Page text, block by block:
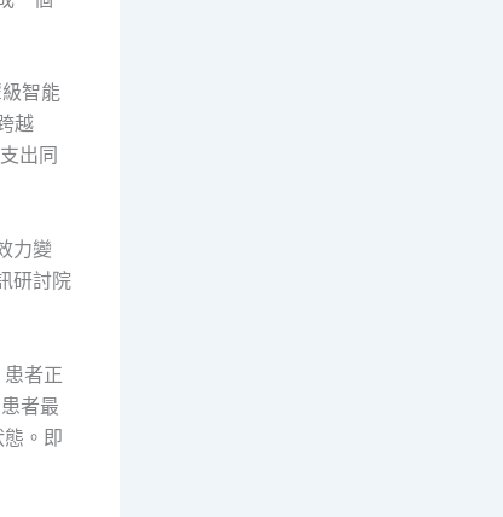
智能
越
出同
力變
研討院
者正
者最
。即